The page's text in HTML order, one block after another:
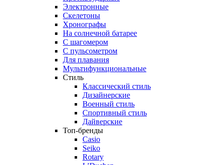
Электронные
Скелетоны
Хронографы
На солнечной батарее
С шагомером
С пульсометром
Для плавания
Мультифункциональные
Стиль
Классический стиль
Дизайнерские
Военный стиль
Спортивный стиль
Дайверские
Топ-бренды
Casio
Seiko
Rotary